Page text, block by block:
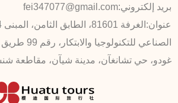
بريد إلكتروني:fei347077@gmail.com
عنوان:
الصناعي
غودو، حي تشانغآن، مدينة شيآن، مقاطعة